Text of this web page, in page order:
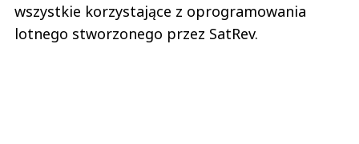
wszystkie korzystające z oprogramowania
lotnego stworzonego przez SatRev.